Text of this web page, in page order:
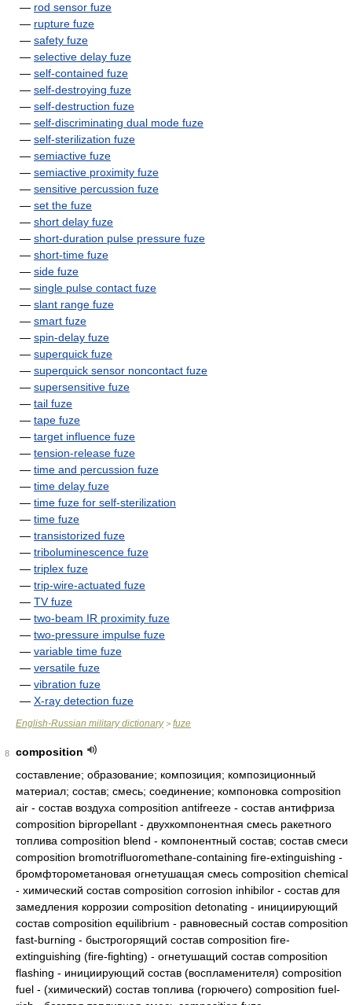
— rod sensor fuze
— rupture fuze
— safety fuze
— selective delay fuze
— self-contained fuze
— self-destroying fuze
— self-destruction fuze
— self-discriminating dual mode fuze
— self-sterilization fuze
— semiactive fuze
— semiactive proximity fuze
— sensitive percussion fuze
— set the fuze
— short delay fuze
— short-duration pulse pressure fuze
— short-time fuze
— side fuze
— single pulse contact fuze
— slant range fuze
— smart fuze
— spin-delay fuze
— superquick fuze
— superquick sensor noncontact fuze
— supersensitive fuze
— tail fuze
— tape fuze
— target influence fuze
— tension-release fuze
— time and percussion fuze
— time delay fuze
— time fuze for self-sterilization
— time fuze
— transistorized fuze
— triboluminescence fuze
— triplex fuze
— trip-wire-actuated fuze
— TV fuze
— two-beam IR proximity fuze
— two-pressure impulse fuze
— variable time fuze
— versatile fuze
— vibration fuze
— X-ray detection fuze
English-Russian military dictionary> fuze
8
composition
составление; образование; композиция; композиционный
материал; состав; смесь; соединение; компоновка composition
air - состав воздуха composition antifreeze - состав антифриза
composition bipropellant - двухкомпонентная смесь ракетного
топлива composition blend - компонентный состав; состав смеси
composition bromotrifluoromethane-containing fire-extinguishing -
бромфторометановая огнетушащая смесь composition chemical
- химический состав composition corrosion inhibilor - состав для
замедления коррозии composition detonating - инициирующий
состав composition equilibrium - равновесный состав composition
fast-burning - быстрогорящий состав composition fire-
extinguishing (fire-fighting) - огнетушащий состав composition
flashing - инициирующий состав (воспламенителя) composition
fuel - (химический) состав топлива (горючего) composition fuel-